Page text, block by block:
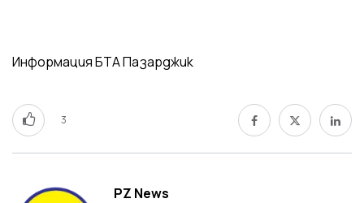
Информация БТА Пазарджик
3
PZ News